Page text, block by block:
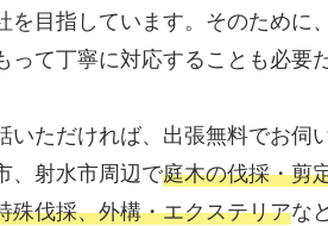
を目指しています。そのために
って丁寧に対応することも必要
いただければ、出張無料でお伺
、射水市周辺で庭木の伐採・剪
殊伐採、外構・エクステリアな